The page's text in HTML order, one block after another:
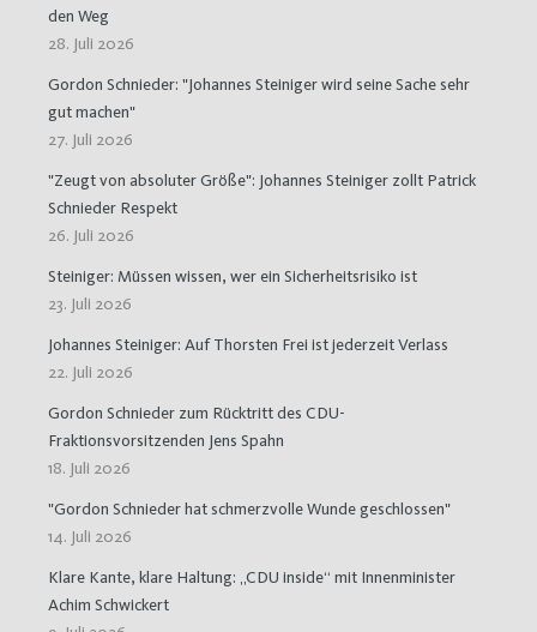
den Weg
28. Juli 2026
Gordon Schnieder: "Johannes Steiniger wird seine Sache sehr
gut machen"
27. Juli 2026
"Zeugt von absoluter Größe": Johannes Steiniger zollt Patrick
Schnieder Respekt
26. Juli 2026
Steiniger: Müssen wissen, wer ein Sicherheitsrisiko ist
23. Juli 2026
Johannes Steiniger: Auf Thorsten Frei ist jederzeit Verlass
22. Juli 2026
Gordon Schnieder zum Rücktritt des CDU-
Fraktionsvorsitzenden Jens Spahn
18. Juli 2026
"Gordon Schnieder hat schmerzvolle Wunde geschlossen"
14. Juli 2026
Klare Kante, klare Haltung: „CDU inside“ mit Innenminister
Achim Schwickert